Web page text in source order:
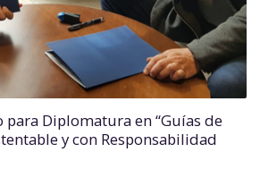
para Diplomatura en “Guías de
y con Responsabilidad